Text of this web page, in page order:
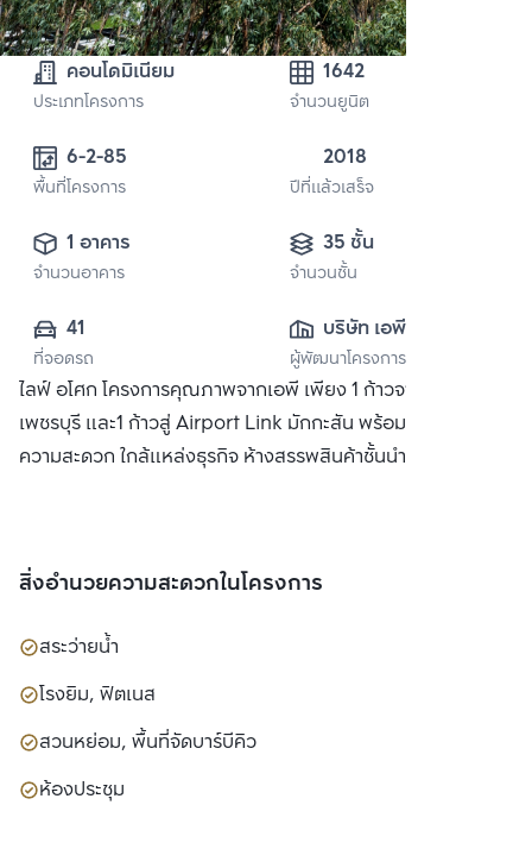
คอนโดมิเนียม
ประเภทโครงการ
1642
จำนวนยูนิต
6-2-85
พื้นที่โครงการ
2018
ปีที่แล้วเสร็จ
1 อาคาร
จำนวนอาคาร
35 ชั้น
จำนวนชั้น
41
ที่จอดรถ
บริษัท เอพี
(เพชรบุรี) จำกัด
ผู้พัฒนาโครงการ
ไลฟ์ อโศก โครงการคุณภาพจากเอพี เพียง 1 ก้าวจาก MRT
เพชรบุรี และ1 ก้าวสู่ Airport Link มักกะสัน พร้อมสิ่งอำนวย
ความสะดวก ใกล้แหล่งธุรกิจ ห้างสรรพสินค้าชั้นนำ
สิ่งอำนวยความสะดวกในโครงการ
สระว่ายน้ำ
โรงยิม, ฟิตเนส
สวนหย่อม, พื้นที่จัดบาร์บีคิว
ห้องประชุม